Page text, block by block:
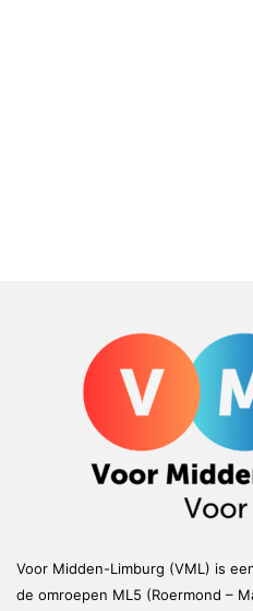
Voor Midden-Limburg (VML) is
de omroepen ML5 (Roermond –